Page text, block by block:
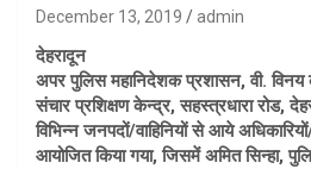
December 13, 2019 admin
देहरादून
अपर पुलिस महानिदेशक प्रशासन, वी. विनय
संचार प्रशिक्षण केन्द्र, सहस्त्रधारा रोड,
विभिन्न जनपदों/वाहिनियों से आये
आयोजित किया गया, जिसमें अमित सिन्हा,